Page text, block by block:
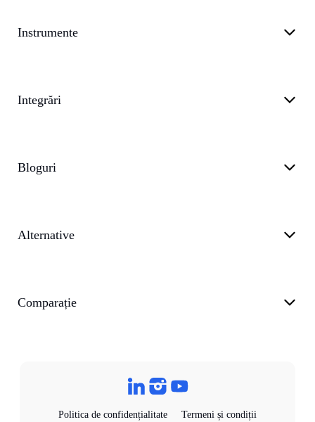
Instrumente
Integrări
Bloguri
Alternative
Comparație
Politica de confidențialitate
Termeni și condiții